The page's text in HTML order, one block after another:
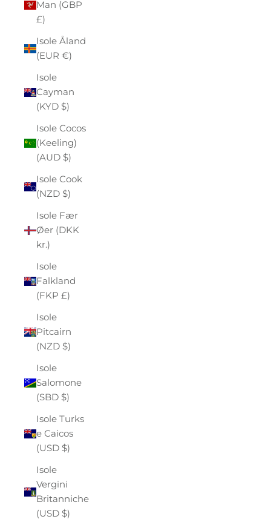
Man (GBP
£)
Isole Åland
(EUR €)
Isole
Cayman
(KYD $)
Isole Cocos
(Keeling)
(AUD $)
Isole Cook
(NZD $)
Isole Fær
Øer (DKK
kr.)
Isole
Falkland
(FKP £)
Isole
Pitcairn
(NZD $)
Isole
Salomone
(SBD $)
Isole Turks
e Caicos
(USD $)
Isole
Vergini
Britanniche
(USD $)